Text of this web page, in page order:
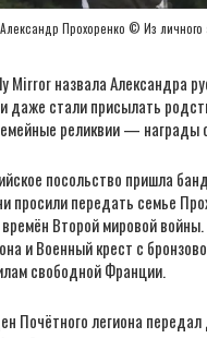
Александр Прохоренко © Из личного
Mirror назвала Александра
даже стали присылать
реликвии — награды
посольство пришла
просили передать семье
Второй мировой
и Военный крест с
свободной Франции.
Почётного легиона